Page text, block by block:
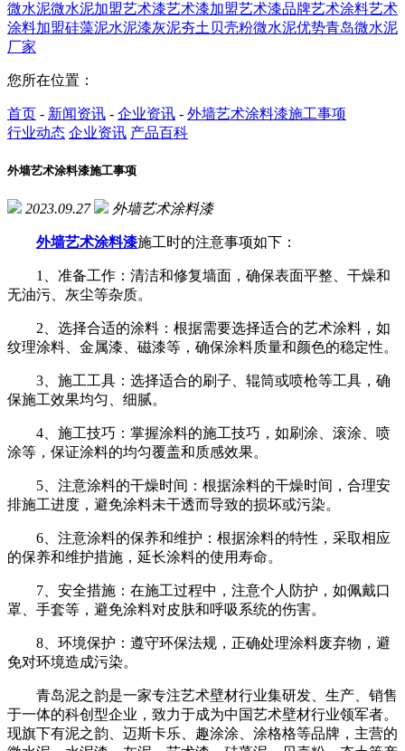
微水泥微水泥加盟艺术漆艺术漆加盟艺术漆品牌艺术涂料艺术
涂料加盟硅藻泥水泥漆灰泥夯土 贝壳粉微水泥优势青岛微水泥
厂家
您所在位置：
首页 - 新闻资讯 - 企业资讯 - 外墙艺术涂料漆施工事项
行业动态 企业资讯 产品百科
外墙艺术涂料漆施工事项
2023.09.27 外墙艺术涂料漆
外墙艺术涂料漆施工时的注意事项如下：
1、准备工作：清洁和修复墙面，确保表面平整、干燥和
无油污、灰尘等杂质。
2、选择合适的涂料：根据需要选择适合的艺术涂料，如
纹理涂料、金属漆、磁漆等，确保涂料质量和颜色的稳定性。
3、施工工具：选择适合的刷子、辊筒或喷枪等工具，确
保施工效果均匀、细腻。
4、施工技巧：掌握涂料的施工技巧，如刷涂、滚涂、喷
涂等，保证涂料的均匀覆盖和质感效果。
5、注意涂料的干燥时间：根据涂料的干燥时间，合理安
排施工进度，避免涂料未干透而导致的损坏或污染。
6、注意涂料的保养和维护：根据涂料的特性，采取相应
的保养和维护措施，延长涂料的使用寿命。
7、安全措施：在施工过程中，注意个人防护，如佩戴口
罩、手套等，避免涂料对皮肤和呼吸系统的伤害。
8、环境保护：遵守环保法规，正确处理涂料废弃物，避
免对环境造成污染。
青岛泥之韵是一家专注艺术壁材行业集研发、生产、销售
于一体的科创型企业，致力于成为中国艺术壁材行业领军者。
现旗下有泥之韵、迈斯卡乐、趣涂涂、涂格格等品牌，主营的